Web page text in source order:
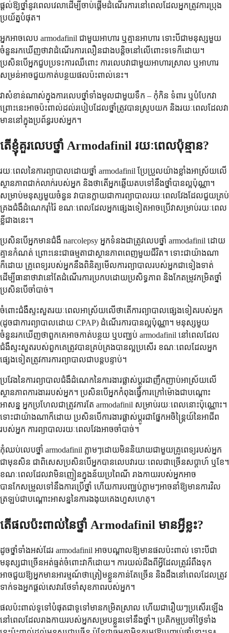
ផ្តល់ឱ្យថ្នាំនូវពេលវេលាដើម្បីចាប់ផ្តើមដំណើរការនៅពេលដែលអ្នកត្រូវការប្រុង
ប្រយ័ត្នបំផុត។
អ្នកអាចលេប armodafinil ជាមួយអាហារ ឬគ្មានអាហារ ទោះបីជាមនុស្សមួយ
ចំនួនរកឃើញថាវាដំណើរការលឿនជាងបន្តិចនៅលើពោះទទេក៏ដោយ។
ប្រសិនបើអ្នកជួបប្រទះការឈឺពោះ ការលេបវាជាមួយអាហារស្រាល ឬអាហារ
សម្រន់អាចជួយកាត់បន្ថយផលប៉ះពាល់នេះ។
វាសំខាន់ណាស់ក្នុងការលេបថ្នាំទាំងមូលជាមួយទឹក – កុំកិន ទំពារ ឬបំបែកវា
ព្រោះនេះអាចប៉ះពាល់ដល់របៀបដែលថ្នាំត្រូវបានស្រូបយក និងរយៈពេលដែលវា
មាននៅក្នុងប្រព័ន្ធរបស់អ្នក។
តើខ្ញុំគួរលេបថ្នាំ Armodafinil រយៈពេលប៉ុន្មាន?
រយៈពេលនៃការព្យាបាលដោយថ្នាំ armodafinil ប្រែប្រួលយ៉ាងខ្លាំងអាស្រ័យលើ
ស្ថានភាពជាក់លាក់របស់អ្នក និងថាតើអ្នកឆ្លើយតបទៅនឹងថ្នាំបានល្អប៉ុណ្ណា។
សម្រាប់មនុស្សមួយចំនួន វាបានក្លាយជាការព្យាបាលរយៈពេលវែងដែលជួយគ្រប់
គ្រងជំងឺដំណេករ៉ាំរ៉ៃ ខណៈពេលដែលអ្នកផ្សេងទៀតអាចប្រើវាសម្រាប់រយៈពេល
ខ្លីជាងនេះ។
ប្រសិនបើអ្នកមានជំងឺ narcolepsy អ្នកទំនងជាត្រូវលេបថ្នាំ armodafinil ដោយ
គ្មានកំណត់ ព្រោះនេះជាធម្មតាជាស្ថានភាពពេញមួយជីវិត។ ទោះជាយ៉ាងណា
ក៏ដោយ គ្រូពេទ្យរបស់អ្នកនឹងពិនិត្យមើលការព្យាបាលរបស់អ្នកជាទៀងទាត់
ដើម្បីធានាថាវានៅតែដំណើរការប្រកបដោយប្រសិទ្ធភាព និងកែតម្រូវកម្រិតថ្នាំ
ប្រសិនបើចាំបាច់។
ចំពោះជំងឺស្ទះសួតរយៈពេលអាស្រ័យលើថាតើការព្យាបាលផ្សេងទៀតរបស់អ្នក
(ដូចជាការព្យាបាលដោយ CPAP) ដំណើរការបានល្អប៉ុណ្ណា។ មនុស្សមួយ
ចំនួនរកឃើញថាពួកគេអាចកាត់បន្ថយ ឬបញ្ឈប់ armodafinil នៅពេលដែល
ជំងឺស្ទះសួតរបស់ពួកគេត្រូវបានគ្រប់គ្រងបានល្អប្រសើរ ខណៈពេលដែលអ្នក
ផ្សេងទៀតត្រូវការការព្យាបាលជាបន្តបន្ទាប់។
ប្រវែងនៃការព្យាបាលជំងឺដំណេកនៃការងារផ្លាស់ប្តូរជាញឹកញាប់អាស្រ័យលើ
ស្ថានភាពការងាររបស់អ្នក។ ប្រសិនបើអ្នកកំពុងធ្វើការក្រៅម៉ោងជាបណ្តោះ
អាសន្ន អ្នកប្រហែលជាត្រូវការតែ armodafinil សម្រាប់រយៈពេលនោះប៉ុណ្ណោះ។
ទោះជាយ៉ាងណាក៏ដោយ ប្រសិនបើការងារផ្លាស់ប្តូរជាផ្នែកអចិន្រ្តៃយ៍នៃអាជីព
របស់អ្នក ការព្យាបាលរយៈពេលវែងអាចចាំបាច់។
កុំឈប់លេបថ្នាំ armodafinil ភ្លាមៗដោយមិននិយាយជាមួយគ្រូពេទ្យរបស់អ្នក
ជាមុនសិន ជាពិសេសប្រសិនបើអ្នកបានលេបវារយៈពេលជាច្រើនសប្តាហ៍ ឬខែ។
ខណៈពេលដែលវាមិនញៀនក្នុងន័យប្រពៃណី រាងកាយរបស់អ្នកអាច
បានកែសម្រួលទៅនឹងការប្រើថ្នាំ ហើយការបញ្ឈប់ភ្លាមៗអាចនាំឱ្យមានការវិល
ត្រឡប់ជាបណ្តោះអាសន្ននៃការងងុយគេងហួសហេតុ។
តើផលប៉ះពាល់នៃថ្នាំ Armodafinil មានអ្វីខ្លះ?
ដូចថ្នាំទាំងអស់ដែរ armodafinil អាចបណ្តាលឱ្យមានផលប៉ះពាល់ ទោះបីជា
មនុស្សជាច្រើនអត់ធ្មត់ចំពោះវាក៏ដោយ។ ការយល់ដឹងពីអ្វីដែលត្រូវរំពឹងទុក
អាចជួយឱ្យអ្នកមានអារម្មណ៍ថាត្រៀមខ្លួនកាន់តែច្រើន និងដឹងនៅពេលដែលត្រូវ
ទាក់ទងអ្នកផ្តល់សេវារថែទាំសុខភាពរបស់អ្នក។
ផលប៉ះពាល់ទូទៅបំផុតជាទូទៅមានកម្រិតស្រាល ហើយជារឿយៗប្រសើរឡើង
នៅពេលដែលរាងកាយរបស់អ្នកសម្របខ្លួនទៅនឹងថ្នាំ។ ប្រតិកម្មប្រចាំថ្ងៃទាំង